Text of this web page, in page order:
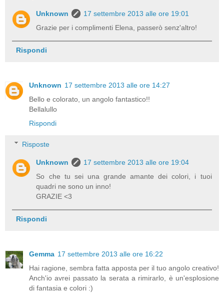
Unknown
17 settembre 2013 alle ore 19:01
Grazie per i complimenti Elena, passerò senz'altro!
Rispondi
Unknown 17 settembre 2013 alle ore 14:27
Bello e colorato, un angolo fantastico!!
Bellalullo
Rispondi
Risposte
Unknown
17 settembre 2013 alle ore 19:04
So che tu sei una grande amante dei colori, i tuoi
quadri ne sono un inno!
GRAZIE <3
Rispondi
Gemma 17 settembre 2013 alle ore 16:22
Hai ragione, sembra fatta apposta per il tuo angolo creativo!
Anch'io avrei passato la serata a rimirarlo, è un'esplosione
di fantasia e colori :)